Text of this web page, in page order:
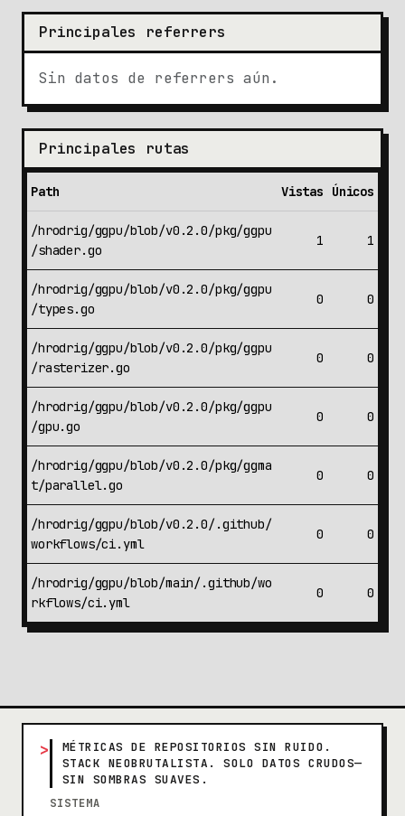
Principales referrers
Sin datos de referrers aún.
Principales rutas
Path Vistas Únicos
/hrodrig/ggpu/blob/v0.2.0/pkg/ggpu
/shader.go
1 1
/hrodrig/ggpu/blob/v0.2.0/pkg/ggpu
/types.go
0 0
/hrodrig/ggpu/blob/v0.2.0/pkg/ggpu
/rasterizer.go
0 0
/hrodrig/ggpu/blob/v0.2.0/pkg/ggpu
/gpu.go
0 0
/hrodrig/ggpu/blob/v0.2.0/pkg/ggma
t/parallel.go
0 0
/hrodrig/ggpu/blob/v0.2.0/.github/
workflows/ci.yml
0 0
/hrodrig/ggpu/blob/main/.github/wo
rkflows/ci.yml
0 0
>
MÉTRICAS DE REPOSITORIOS SIN RUIDO.
STACK NEOBRUTALISTA. SOLO DATOS CRUDOS—
SIN SOMBRAS SUAVES.
SISTEMA